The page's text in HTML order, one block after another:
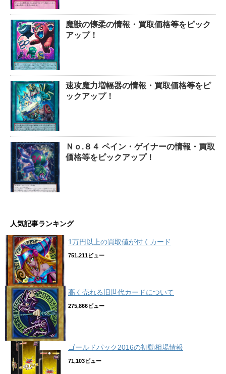
魔獣の懐柔の情報・買取価格等をピック
アップ！
速攻魔力増幅器の情報・買取価格等をピ
ックアップ！
Ｎｏ.８４ ペイン・ゲイナーの情報・買取
価格等をピックアップ！
人気記事ランキング
1万円以上の買取値が付くカード
751,211ビュー
高く売れる旧世代カードについて
275,866ビュー
ゴールドパック2016の初動相場情報
71,103ビュー